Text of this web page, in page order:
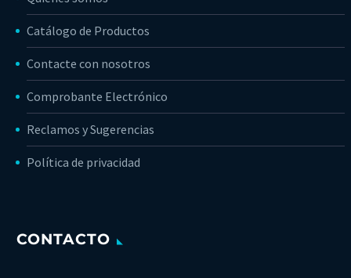
Catálogo de Productos
Contacte con nosotros
Comprobante Electrónico
Reclamos y Sugerencias
Política de privacidad
CONTACTO